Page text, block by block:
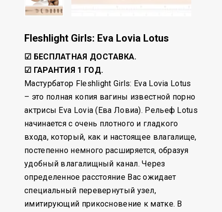
Fleshlight Girls: Eva Lovia Lotus
☑ БЕСПЛАТНАЯ ДОСТАВКА.
☑ ГАРАНТИЯ 1 ГОД.
Мастурбатор Fleshlight Girls: Eva Lovia Lotus
– это полная копия вагины известной порно
актрисы Eva Lovia (Ева Ловиа). Рельеф Lotus
начинается с очень плотного и гладкого
входа, который, как и настоящее влагалище,
постепенно немного расширяется, образуя
удобный влагалищный канал. Через
определенное расстояние Вас ожидает
специальный перевернутый узел,
имитирующий прикосновение к матке. В